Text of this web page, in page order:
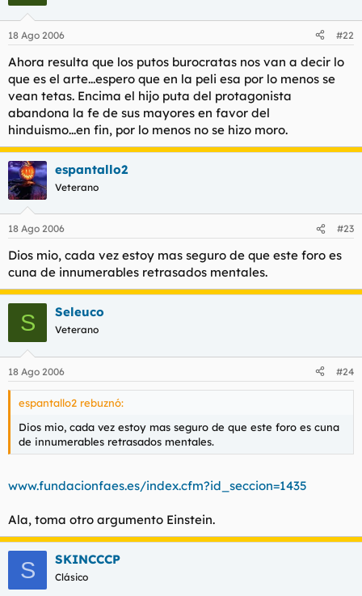
18 Ago 2006 #22
Ahora resulta que los putos burocratas nos van a decir lo
que es el arte...espero que en la peli esa por lo menos se
vean tetas. Encima el hijo puta del protagonista
abandona la fe de sus mayores en favor del
hinduismo...en fin, por lo menos no se hizo moro.
espantallo2
Veterano
18 Ago 2006 #23
Dios mio, cada vez estoy mas seguro de que este foro es
cuna de innumerables retrasados mentales.
S Seleuco
Veterano
18 Ago 2006 #24
espantallo2 rebuznó:
Dios mio, cada vez estoy mas seguro de que este foro es cuna
de innumerables retrasados mentales.
www.fundacionfaes.es/index.cfm?id_seccion=1435
Ala, toma otro argumento Einstein.
S SKINCCCP
Clásico